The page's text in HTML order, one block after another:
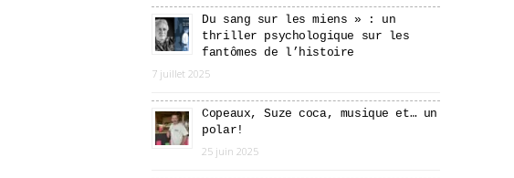
Du sang sur les miens » : un
thriller psychologique sur les
fantômes de l’histoire
7 juillet 2025
Copeaux, Suze coca, musique et… un
polar!
25 juin 2025